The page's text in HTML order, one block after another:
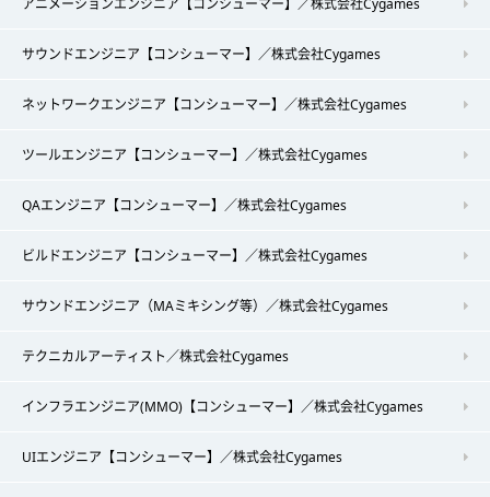
アニメーションエンジニア【コンシューマー】／株式会社Cygames
サウンドエンジニア【コンシューマー】／株式会社Cygames
ネットワークエンジニア【コンシューマー】／株式会社Cygames
ツールエンジニア【コンシューマー】／株式会社Cygames
QAエンジニア【コンシューマー】／株式会社Cygames
ビルドエンジニア【コンシューマー】／株式会社Cygames
サウンドエンジニア（MAミキシング等）／株式会社Cygames
テクニカルアーティスト／株式会社Cygames
インフラエンジニア(MMO)【コンシューマー】／株式会社Cygames
UIエンジニア【コンシューマー】／株式会社Cygames